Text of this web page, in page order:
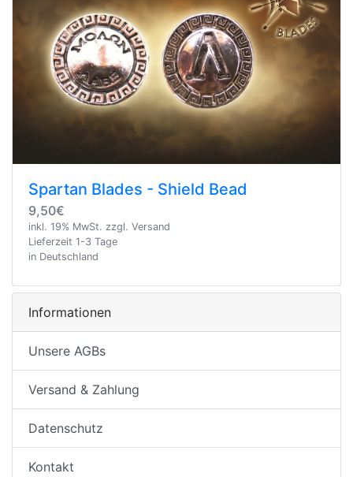
Spartan Blades - Shield Bead
9,50€
inkl. 19% MwSt. zzgl. Versand
Lieferzeit 1-3 Tage
in Deutschland
Informationen
Unsere AGBs
Versand & Zahlung
Datenschutz
Kontakt